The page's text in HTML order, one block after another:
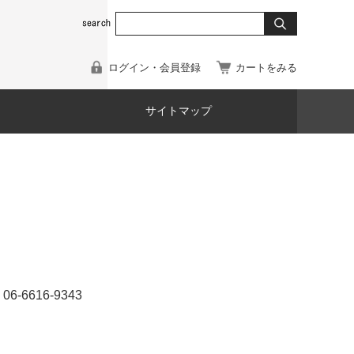
ログイン・会員登録 カートをみる
サイトマップ
6616-9343